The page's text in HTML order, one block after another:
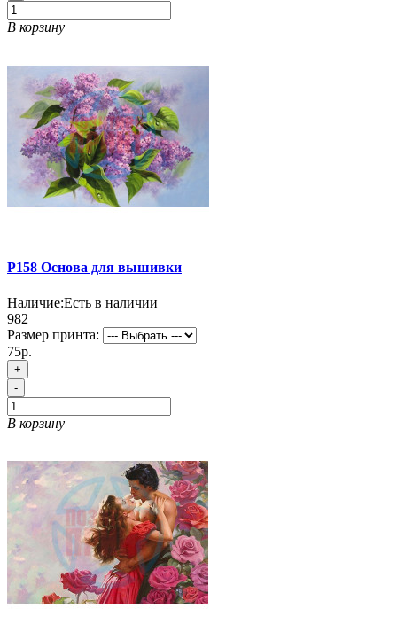
В корзину
P158 Основа для вышивки
Наличие:Есть в наличии
982
Размер принта:
75р.
+
-
В корзину